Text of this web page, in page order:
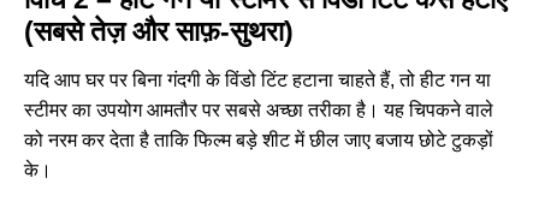
(सबसे तेज़ और साफ़-सुथरा)
यदि आप घर पर बिना गंदगी के विंडो टिंट हटाना चाहते हैं, तो हीट गन या
स्टीमर का उपयोग आमतौर पर सबसे अच्छा तरीका है। यह चिपकने वाले
को नरम कर देता है ताकि फिल्म बड़े शीट में छील जाए बजाय छोटे टुकड़ों
के।